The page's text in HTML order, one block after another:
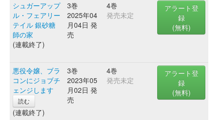
シュガーアップ
ル・フェアリー
テイル 銀砂糖
師の家
(連載終了)
3巻
2025年04
月04日 発
売
4巻
発売未定
アラート登
録
(無料)
悪役令嬢、ブラ
コンにジョブチ
ェンジします
読む
(連載終了)
3巻
2023年05
月02日 発
売
4巻
発売未定
アラート登
録
(無料)